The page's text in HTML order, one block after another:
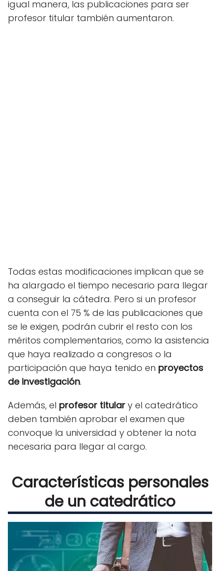
igual manera, las publicaciones para ser
profesor titular también aumentaron.
Todas estas modificaciones implican que se
ha alargado el tiempo necesario para llegar
a conseguir la cátedra. Pero si un profesor
cuenta con el 75 % de las publicaciones que
se le exigen, podrán cubrir el resto con los
méritos complementarios, como la asistencia
que haya realizado a congresos o la
participación que haya tenido en proyectos
de investigación.
Además, el profesor titular y el catedrático
deben también aprobar el examen que
convoque la universidad y obtener la nota
necesaria para llegar al cargo.
Características personales
de un catedrático